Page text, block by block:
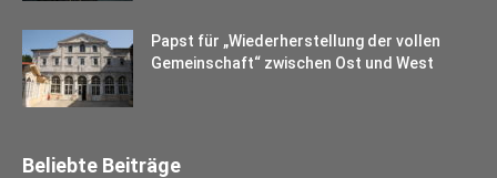
Papst für „Wiederherstellung der vollen
Gemeinschaft“ zwischen Ost und West
Beliebte Beiträge